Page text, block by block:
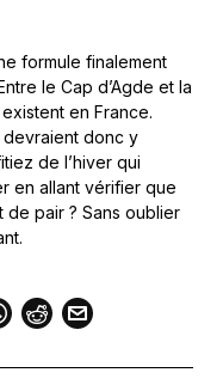
formule finalement
le Cap d’Agde et la
en France.
devraient donc y
de l’hiver qui
en allant vérifier que
de pair ? Sans oublier